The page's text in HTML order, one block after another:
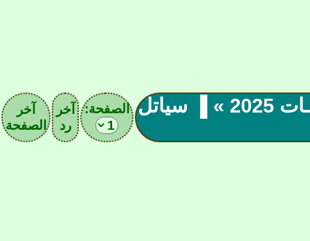
▐« تـغـطـيـة بـطـولـة كـأس الـدوريـات 2025 » ▐ سياتل الصفحة:
آخر
رد
آخر
الصفحة